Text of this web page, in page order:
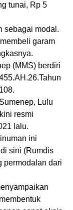
tunai, Rp 5
sebagai modal.
garam
(MMS) berdiri
Lulu
resmi
lalu.
ini
sini (Rumdis
permodalan dari